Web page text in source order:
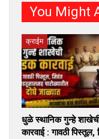
You Might
क्राईम
धुळे स्थानिक गुन्हे
कारवाई : गावठी पिस्तूल,